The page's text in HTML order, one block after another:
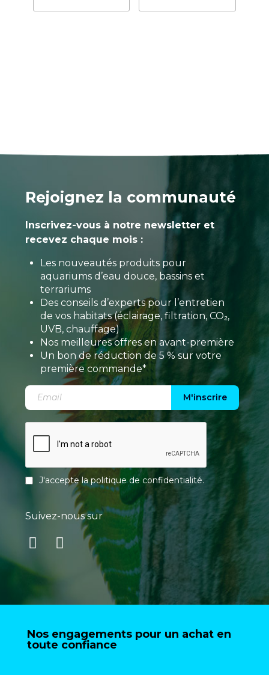
Rejoignez la communauté
Inscrivez-vous à notre newsletter et
recevez chaque mois :
Les nouveautés produits pour
aquariums d’eau douce, bassins et
terrariums
Des conseils d’experts pour l’entretien
de vos habitats (éclairage, filtration, CO₂,
UVB, chauffage)
Nos meilleures offres en avant-première
Un bon de réduction de 5 % sur votre
première commande*
M'inscrire
J'accepte lapolitique de confidentialité.
Suivez-nous sur
Nos engagements pour un achat en
toute confiance